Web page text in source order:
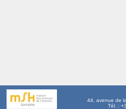
44, avenue de
Tél. :